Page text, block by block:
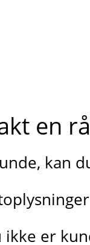
en
kan
ikke er